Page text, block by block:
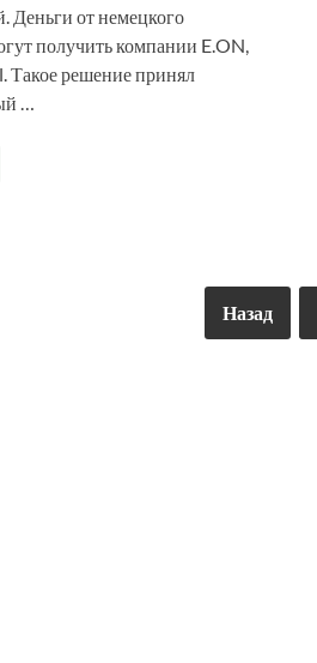
Деньги от немецкого
получить компании E.ON,
Такое решение принял
…
Назад